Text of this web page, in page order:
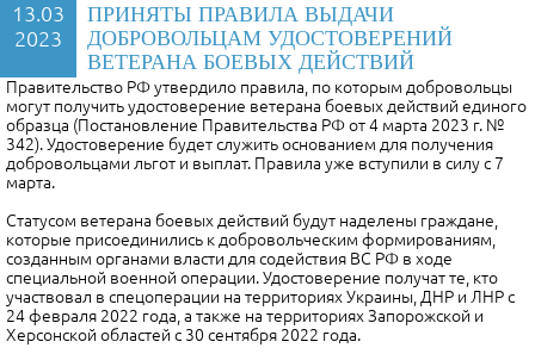
13.03
2023
ПРИНЯТЫ ПРАВИЛА ВЫДАЧИ
ДОБРОВОЛЬЦАМ УДОСТОВЕРЕНИЙ
ВЕТЕРАНА БОЕВЫХ ДЕЙСТВИЙ
Правительство РФ утвердило правила, по которым добровольцы
могут получить удостоверение ветерана боевых действий единого
образца (Постановление Правительства РФ от 4 марта 2023 г. №
342). Удостоверение будет служить основанием для получения
добровольцами льгот и выплат. Правила уже вступили в силу с 7
марта.
Статусом ветерана боевых действий будут наделены граждане,
которые присоединились к добровольческим формированиям,
созданным органами власти для содействия ВС РФ в ходе
специальной военной операции. Удостоверение получат те, кто
участвовал в спецоперации на территориях Украины, ДНР и ЛНР с
24 февраля 2022 года, а также на территориях Запорожской и
Херсонской областей с 30 сентября 2022 года.